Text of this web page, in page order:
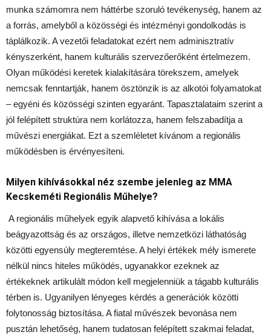
munka számomra nem háttérbe szoruló tevékenység, hanem az
a forrás, amelyből a közösségi és intézményi gondolkodás is
táplálkozik. A vezetői feladatokat ezért nem adminisztratív
kényszerként, hanem kulturális szervezőerőként értelmezem.
Olyan működési keretek kialakítására törekszem, amelyek
nemcsak fenntartják, hanem ösztönzik is az alkotói folyamatokat
– egyéni és közösségi szinten egyaránt. Tapasztalataim szerint a
jól felépített struktúra nem korlátozza, hanem felszabadítja a
művészi energiákat. Ezt a szemléletet kívánom a regionális
működésben is érvényesíteni.
Milyen kihívásokkal néz szembe jelenleg az MMA
Kecskeméti Regionális Műhelye?
A regionális műhelyek egyik alapvető kihívása a lokális
beágyazottság és az országos, illetve nemzetközi láthatóság
közötti egyensúly megteremtése. A helyi értékek mély ismerete
nélkül nincs hiteles működés, ugyanakkor ezeknek az
értékeknek artikulált módon kell megjelenniük a tágabb kulturális
térben is. Ugyanilyen lényeges kérdés a generációk közötti
folytonosság biztosítása. A fiatal művészek bevonása nem
pusztán lehetőség, hanem tudatosan felépített szakmai feladat,